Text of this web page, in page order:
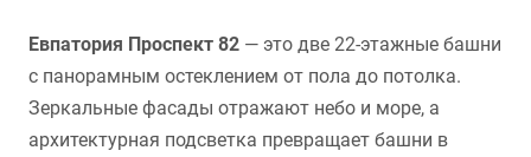
Евпатория Проспект 82 — это две 22-этажные башни
с панорамным остеклением от пола до потолка.
Зеркальные фасады отражают небо и море, а
архитектурная подсветка превращает башни в